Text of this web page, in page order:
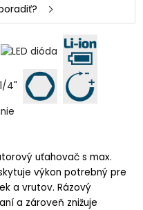
uťahovač s max.
výkon potrebný pre
a vrutov. Rázový
a zároveň znižuje